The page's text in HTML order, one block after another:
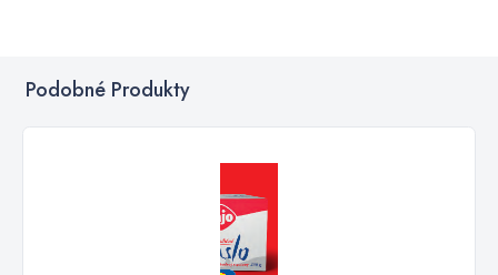
Podobné Produkty